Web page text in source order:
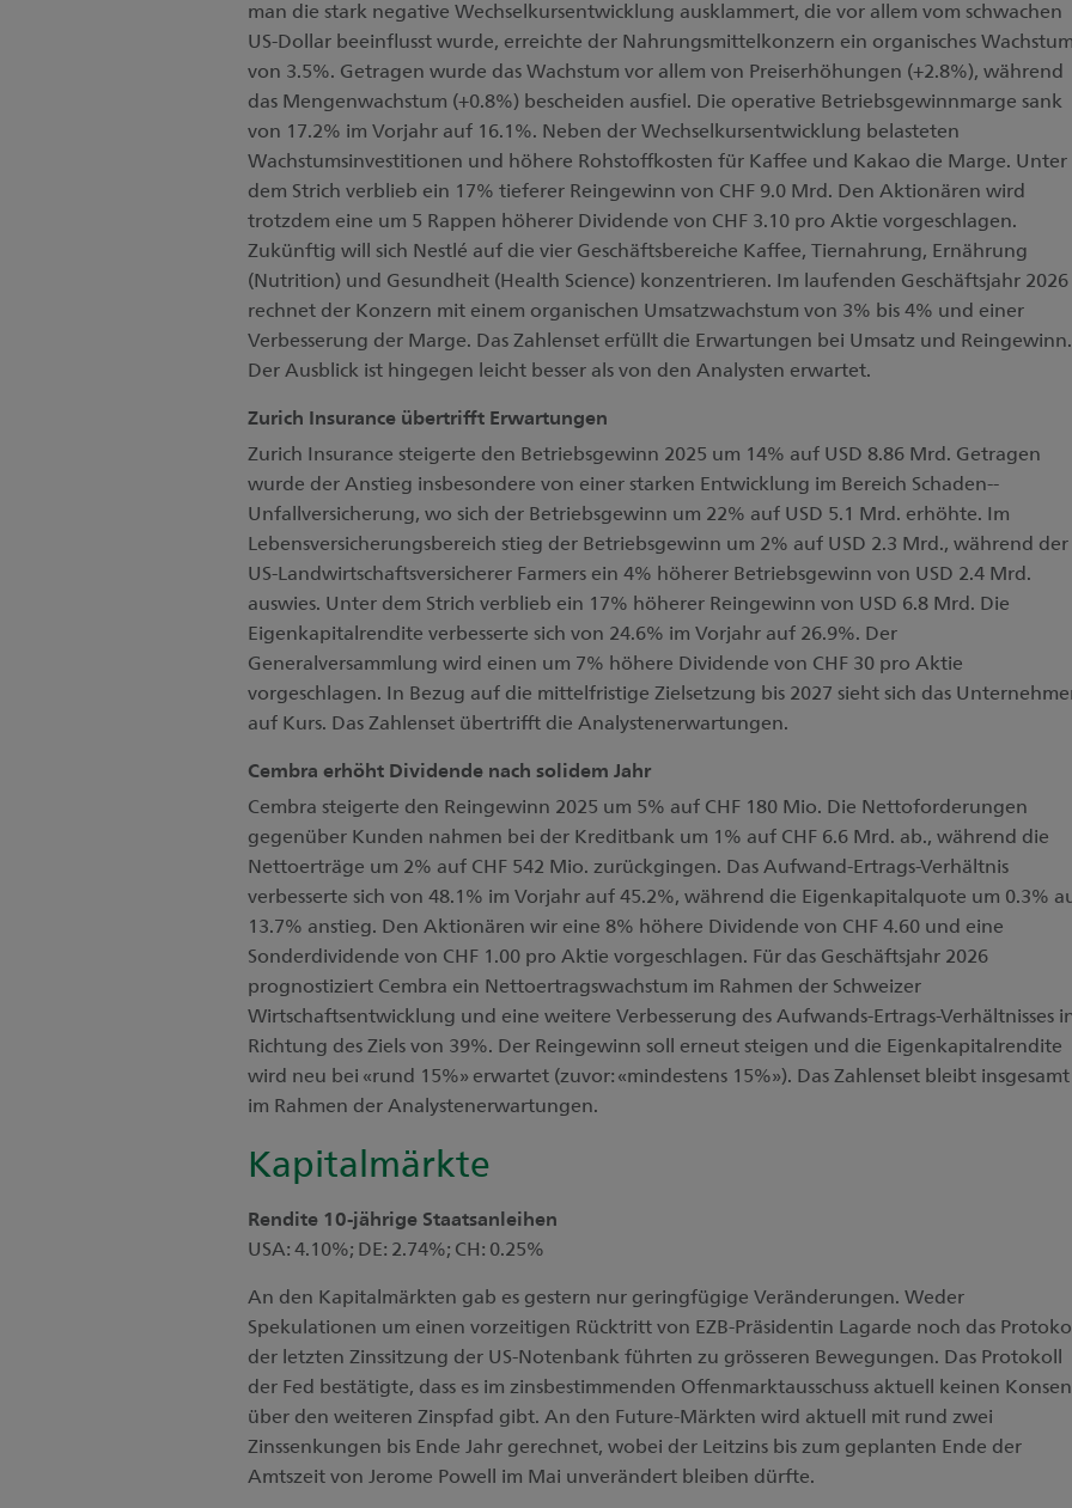
man die stark negative Wechselkursentwicklung ausklammert, die vor allem vom schwachen
US-Dollar beeinflusst wurde, erreichte der Nahrungsmittelkonzern ein organisches
von 3.5%. Getragen wurde das Wachstum vor allem von Preiserhöhungen (+2.8%), während
das Mengenwachstum (+0.8%) bescheiden ausfiel. Die operative Betriebsgewinnmarge sank
von 17.2% im Vorjahr auf 16.1%. Neben der Wechselkursentwicklung belasteten
Wachstumsinvestitionen und höhere Rohstoffkosten für Kaffee und Kakao die Marge. Unter
dem Strich verblieb ein 17% tieferer Reingewinn von CHF 9.0 Mrd. Den Aktionären wird
trotzdem eine um 5 Rappen höherer Dividende von CHF 3.10 pro Aktie vorgeschlagen.
Zukünftig will sich Nestlé auf die vier Geschäftsbereiche Kaffee, Tiernahrung, Ernährung
(Nutrition) und Gesundheit (Health Science) konzentrieren. Im laufenden Geschäftsjahr 2026
rechnet der Konzern mit einem organischen Umsatzwachstum von 3% bis 4% und einer
Verbesserung der Marge. Das Zahlenset erfüllt die Erwartungen bei Umsatz und Reingewinn.
Der Ausblick ist hingegen leicht besser als von den Analysten erwartet.
Zurich Insurance übertrifft Erwartungen
Zurich Insurance steigerte den Betriebsgewinn 2025 um 14% auf USD 8.86 Mrd. Getragen
wurde der Anstieg insbesondere von einer starken Entwicklung im Bereich Schaden--
Unfallversicherung, wo sich der Betriebsgewinn um 22% auf USD 5.1 Mrd. erhöhte. Im
Lebensversicherungsbereich stieg der Betriebsgewinn um 2% auf USD 2.3 Mrd., während der
US-Landwirtschaftsversicherer Farmers ein 4% höherer Betriebsgewinn von USD 2.4 Mrd.
auswies. Unter dem Strich verblieb ein 17% höherer Reingewinn von USD 6.8 Mrd. Die
Eigenkapitalrendite verbesserte sich von 24.6% im Vorjahr auf 26.9%. Der
Generalversammlung wird einen um 7% höhere Dividende von CHF 30 pro Aktie
vorgeschlagen. In Bezug auf die mittelfristige Zielsetzung bis 2027 sieht sich das
auf Kurs. Das Zahlenset übertrifft die Analystenerwartungen.
Cembra erhöht Dividende nach solidem Jahr
Cembra steigerte den Reingewinn 2025 um 5% auf CHF 180 Mio. Die Nettoforderungen
gegenüber Kunden nahmen bei der Kreditbank um 1% auf CHF 6.6 Mrd. ab., während die
Nettoerträge um 2% auf CHF 542 Mio. zurückgingen. Das Aufwand-Ertrags-Verhältnis
verbesserte sich von 48.1% im Vorjahr auf 45.2%, während die Eigenkapitalquote um 0.3%
13.7% anstieg. Den Aktionären wir eine 8% höhere Dividende von CHF 4.60 und eine
Sonderdividende von CHF 1.00 pro Aktie vorgeschlagen. Für das Geschäftsjahr 2026
prognostiziert Cembra ein Nettoertragswachstum im Rahmen der Schweizer
Wirtschaftsentwicklung und eine weitere Verbesserung des Aufwands-Ertrags-Verhältnisses
Richtung des Ziels von 39%. Der Reingewinn soll erneut steigen und die Eigenkapitalrendite
wird neu bei «rund 15%» erwartet (zuvor: «mindestens 15%»). Das Zahlenset bleibt insgesamt
im Rahmen der Analystenerwartungen.
Kapitalmärkte
Rendite 10-jährige Staatsanleihen
USA: 4.10%; DE: 2.74%; CH: 0.25%
An den Kapitalmärkten gab es gestern nur geringfügige Veränderungen. Weder
Spekulationen um einen vorzeitigen Rücktritt von EZB-Präsidentin Lagarde noch das
der letzten Zinssitzung der US-Notenbank führten zu grösseren Bewegungen. Das Protokoll
der Fed bestätigte, dass es im zinsbestimmenden Offenmarktausschuss aktuell keinen
über den weiteren Zinspfad gibt. An den Future-Märkten wird aktuell mit rund zwei
Zinssenkungen bis Ende Jahr gerechnet, wobei der Leitzins bis zum geplanten Ende der
Amtszeit von Jerome Powell im Mai unverändert bleiben dürfte.